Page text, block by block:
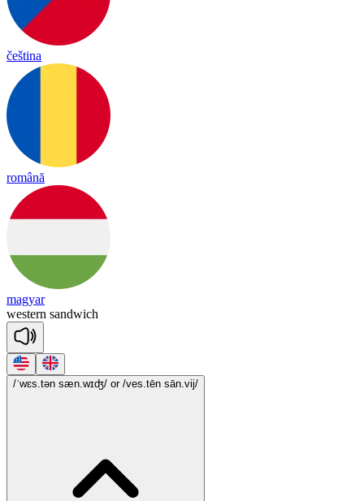
čeština
română
magyar
western sandwich
/ˈwɛs.tən sæn.wɪʤ/ or /ves.tēn sān.vij/